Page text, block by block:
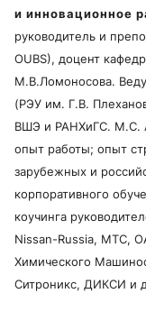
и инновационное
руководитель и
OUBS), доцент
М.В.Ломоносова.
(РЭУ им. Г.В.
ВШЭ и РАНХиГС. М.С.
опыт работы; опыт
зарубежных и
корпоративного
коучинга
Nissan-Russia, MTC,
Химического
Ситроникс, ДИКСИ и